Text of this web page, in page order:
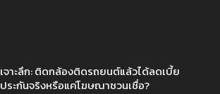
เจาะลึก: ติดกล้องติดรถยนต์แล้วได้ลดเบี้ย
ประกันจริงหรือแค่โฆษณาชวนเชื่อ?